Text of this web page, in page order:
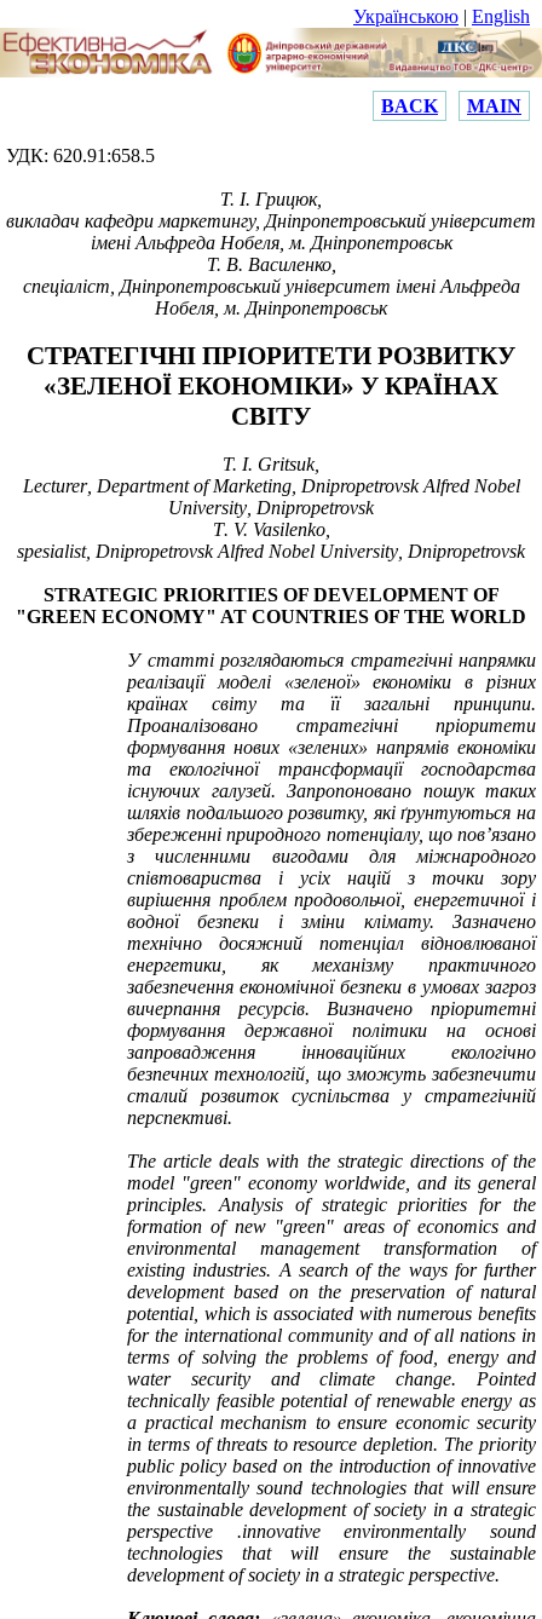
Українською | English
BACK MAIN
УДК: 620.91:658.5
Т. І. Грицюк,
викладач кафедри маркетингу, Дніпропетровський університет
імені Альфреда Нобеля, м. Дніпропетровськ
Т. В. Василенко,
спеціаліст, Дніпропетровський університет імені Альфреда
Нобеля, м. Дніпропетровськ
CТРАТЕГІЧНІ ПРІОРИТЕТИ РОЗВИТКУ
«ЗЕЛЕНОЇ ЕКОНОМІКИ» У КРАЇНАХ
СВІТУ
T. I. Gritsuk,
Lecturer, Department of Marketing, Dnіpropetrovsk Alfred Nobel
University Dnіpropetrovsk
T. V. Vasilenko,
spesіalіst, Dnіpropetrovsk Alfred Nobel University Dnіpropetrovsk
STRATEGІC PRІORITIES OF DEVELOPMENT OF
"GREEN ECONOMY" AT COUNTRIES OF THE WORLD
У статті розглядаються стратегічні напрямки
реалізації моделі «зеленої» економіки в різних
країнах світу та її загальні принципи.
Проаналізовано стратегічні пріоритети
формування нових «зелених» напрямів економіки
та екологічної трансформації господарства
існуючих галузей. Запропоновано пошук таких
шляхів подальшого розвитку, які ґрунтуються на
збереженні природного потенціалу, що пов’язано
з численними вигодами для міжнародного
співтовариства і усіх націй з точки зору
вирішення проблем продовольчої, енергетичної і
водної безпеки і зміни клімату. Зазначено
технічно досяжний потенціал відновлюваної
енергетики, як механізму практичного
забезпечення економічної безпеки в умовах загроз
вичерпання ресурсів. Визначено пріоритетні
формування державної політики на основі
запровадження інноваційних екологічно
безпечних технологій, що зможуть забезпечити
сталий розвиток суспільства у стратегічній
перспективі.
The article deals with the strategic directions of the
model "green" economy worldwide, and its general
principles. Analysis of strategic priorities for the
formation of new "green" areas of economics and
environmental management transformation of
existing industries. A search of the ways for further
development based on the preservation of natural
potential, which is associated with numerous benefits
for the international community and of all nations in
terms of solving the problems of food, energy and
water security and climate change. Pointed
technically feasible potential of renewable energy as
a practical mechanism to ensure economic security
in terms of threats to resource depletion. The priority
public policy based on the introduction of innovative
environmentally sound technologies that will ensure
the sustainable development of society in a strategic
perspective .innovative environmentally sound
technologies that will ensure the sustainable
development of society in a strategic perspective.